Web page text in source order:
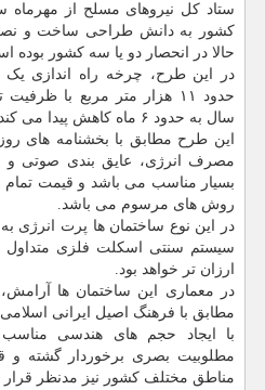
کشور به دانش طراحی ساخت و نصب
حالا در انحصار دو یا سه کشور
حدود ۱۱ هزار متر مربع با ظرفیت تقریبی ۷۰ واحد
سال به حدود ۶ ماه کاهش پیدا می کند.
این طرح مطابق با بخشنامه های
مصرف انرژی، عایق بندی صوتی و
بسیار مناسب می باشد و قیمت تمام
روش های مرسوم می باشد.
در این نوع ساختمان ها پرت انرژی
سیستم سنتی اسکلت فلزی
ارزان تر خواهد بود.
در معماری این ساختمان ها
مطابق با فرهنگ اصیل ایرانی
با ایجاد حجم های هندسی مناسب
مطلوبیت بصری برخوردار گشته و
مناطق مختلف کشور نیز مدنظر